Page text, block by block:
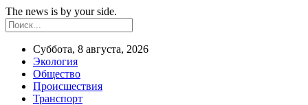
The news is by your side.
Суббота, 8 августа, 2026
Экология
Общество
Происшествия
Транспорт